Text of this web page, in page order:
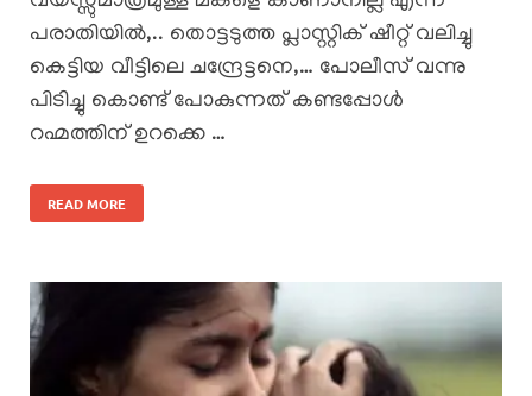
പരാതിയിൽ,.. തൊട്ടടുത്ത പ്ലാസ്റ്റിക് ഷീറ്റ് വലിച്ചു
കെട്ടിയ വീട്ടിലെ ചന്ദ്രേട്ടനെ,… പോലീസ് വന്നു
പിടിച്ചു കൊണ്ട് പോകുന്നത് കണ്ടപ്പോൾ
റഹ്മത്തിന് ഉറക്കെ …
READ MORE